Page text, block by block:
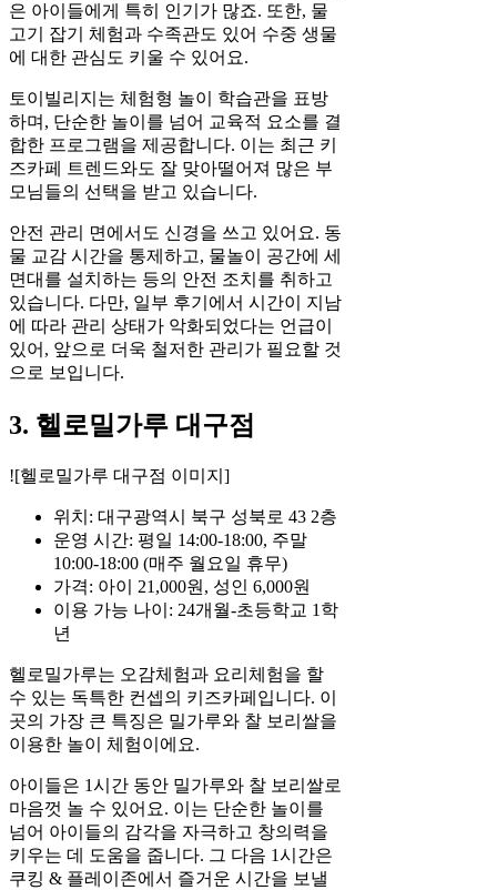
은 아이들에게 특히 인기가 많죠. 또한, 물
고기 잡기 체험과 수족관도 있어 수중 생물
에 대한 관심도 키울 수 있어요.
토이빌리지는 체험형 놀이 학습관을 표방
하며, 단순한 놀이를 넘어 교육적 요소를 결
합한 프로그램을 제공합니다. 이는 최근 키
즈카페 트렌드와도 잘 맞아떨어져 많은 부
모님들의 선택을 받고 있습니다.
안전 관리 면에서도 신경을 쓰고 있어요. 동
물 교감 시간을 통제하고, 물놀이 공간에 세
면대를 설치하는 등의 안전 조치를 취하고
있습니다. 다만, 일부 후기에서 시간이 지남
에 따라 관리 상태가 악화되었다는 언급이
있어, 앞으로 더욱 철저한 관리가 필요할 것
으로 보입니다.
3. 헬로밀가루 대구점
![헬로밀가루 대구점 이미지]
위치: 대구광역시 북구 성북로 43 2층
운영 시간: 평일 14:00-18:00, 주말
10:00-18:00 (매주 월요일 휴무)
가격: 아이 21,000원, 성인 6,000원
이용 가능 나이: 24개월-초등학교 1학
년
헬로밀가루는 오감체험과 요리체험을 할
수 있는 독특한 컨셉의 키즈카페입니다. 이
곳의 가장 큰 특징은 밀가루와 찰 보리쌀을
이용한 놀이 체험이에요.
아이들은 1시간 동안 밀가루와 찰 보리쌀로
마음껏 놀 수 있어요. 이는 단순한 놀이를
넘어 아이들의 감각을 자극하고 창의력을
키우는 데 도움을 줍니다. 그 다음 1시간은
쿠킹 & 플레이존에서 즐거운 시간을 보낼